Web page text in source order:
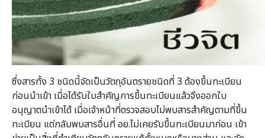
ซึ่งสารทั้ง 3 ชนิดนี้จัดเป็นวัตถุอันตรายชนิดที่ 3 ต้องขึ้นทะเบียน
ก่อนนำเข้า เมื่อได้รับใบสำคัญการขึ้นทะเบียนแล้วจึงออกใบ
อนุญาตนำเข้าได้ เมื่อเจ้าหน้าที่ตรวจสอบไม่พบสารสำคัญตามที่ขึ้น
ทะเบียน แต่กลับพบสารอื่นที่ อย.ไม่เคยรับขึ้นทะเบียนมาก่อน เข้า